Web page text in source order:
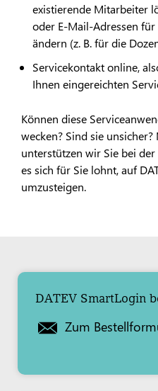
existierende Mitarbeiter
oder E-Mail-Adressen
ändern (z. B. für die
Servicekontakt online,
Ihnen eingereichten
Können diese
wecken? Sind sie
unterstützen wir Sie bei
es sich für Sie lohnt, auf
umzusteigen.
DATEV SmartLogin
Zum